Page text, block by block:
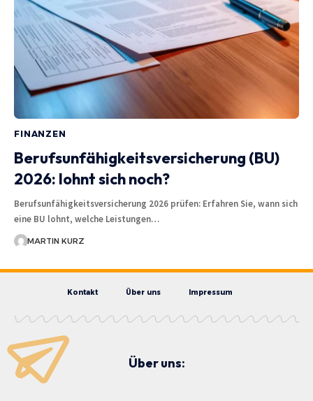
FINANZEN
Berufsunfähigkeitsversicherung (BU)
2026: lohnt sich noch?
Berufsunfähigkeitsversicherung 2026 prüfen: Erfahren Sie, wann sich
eine BU lohnt, welche Leistungen…
MARTIN KURZ
Kontakt Über uns Impressum
Über uns: